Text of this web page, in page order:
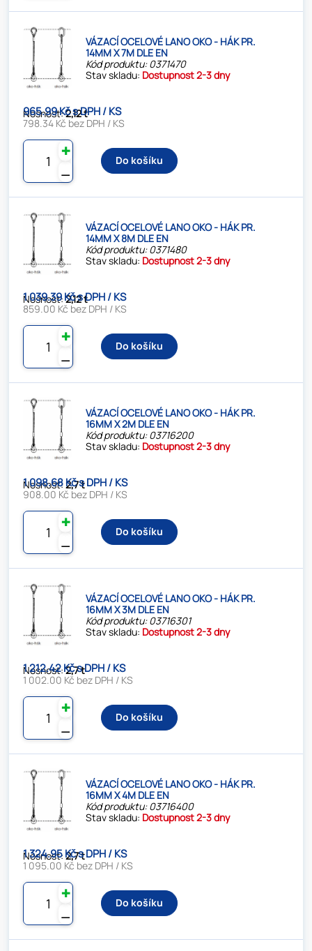
VÁZACÍ OCELOVÉ LANO OKO - HÁK PR.
14MM X 7M DLE EN
Kód produktu: 0371470
Stav skladu: Dostupnost 2-3 dny
Nosnost:2,12 t
965.99 Kč s DPH / KS
798.34 Kč bez DPH / KS
⚊
✚
Do košíku
VÁZACÍ OCELOVÉ LANO OKO - HÁK PR.
14MM X 8M DLE EN
Kód produktu: 0371480
Stav skladu: Dostupnost 2-3 dny
Nosnost:2,12 t
1 039.39 Kč s DPH / KS
859.00 Kč bez DPH / KS
⚊
✚
Do košíku
VÁZACÍ OCELOVÉ LANO OKO - HÁK PR.
16MM X 2M DLE EN
Kód produktu: 03716200
Stav skladu: Dostupnost 2-3 dny
Nosnost:2,7 t
1 098.68 Kč s DPH / KS
908.00 Kč bez DPH / KS
⚊
✚
Do košíku
VÁZACÍ OCELOVÉ LANO OKO - HÁK PR.
16MM X 3M DLE EN
Kód produktu: 03716301
Stav skladu: Dostupnost 2-3 dny
Nosnost:2,7 t
1 212.42 Kč s DPH / KS
1 002.00 Kč bez DPH / KS
⚊
✚
Do košíku
VÁZACÍ OCELOVÉ LANO OKO - HÁK PR.
16MM X 4M DLE EN
Kód produktu: 03716400
Stav skladu: Dostupnost 2-3 dny
Nosnost:2,7 t
1 324.95 Kč s DPH / KS
1 095.00 Kč bez DPH / KS
⚊
✚
Do košíku